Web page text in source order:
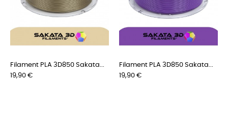
Filament PLA 3D850 Sakata...
Preis
19,90 €
Filament PLA 3D850 Sakata...
Preis
19,90 €